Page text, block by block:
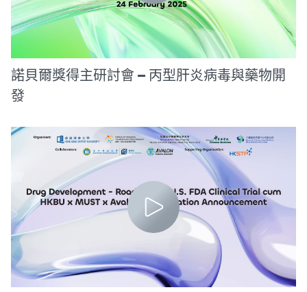
諾貝爾獎得主研討會 – 丙型肝炎病毒與藥物開
發